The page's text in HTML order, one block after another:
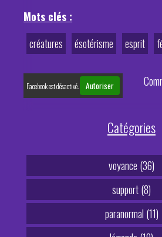
Mots clés :
créatures
ésotérisme esprit
Facebook est désactivé. Autoriser
Catégories
voyance (36)
support (8)
paranormal (11)